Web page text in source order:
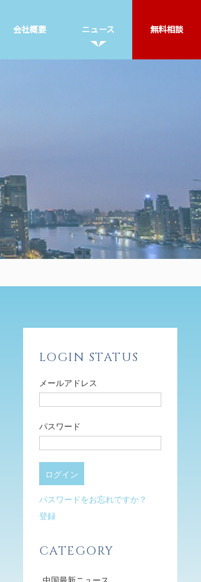
会社概要 ニュース 無料相談
LOGIN STATUS
メールアドレス
パスワード
パスワードをお忘れですか？
登録
CATEGORY